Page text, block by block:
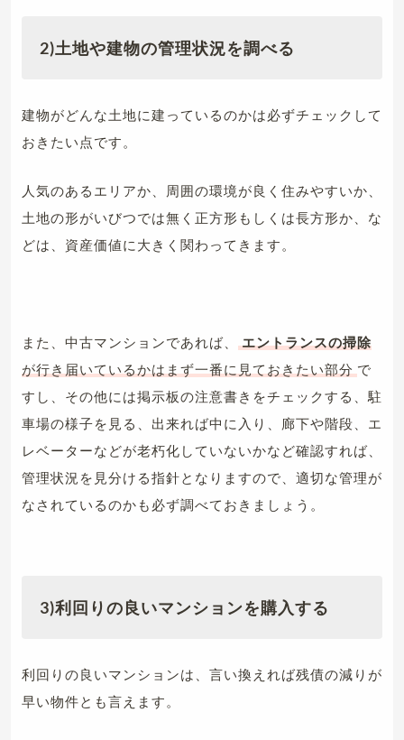
2)土地や建物の管理状況を調べる
建物がどんな土地に建っているのかは必ずチェックして
おきたい点です。
人気のあるエリアか、周囲の環境が良く住みやすいか、
土地の形がいびつでは無く正方形もしくは長方形か、な
どは、資産価値に大きく関わってきます。
また、中古マンションであれば、
エントランスの掃除
が行き届いているかはまず一番に見ておきたい部分 で
すし、その他には掲示板の注意書きをチェックする、駐
車場の様子を見る、出来れば中に入り、廊下や階段、エ
レベーターなどが老朽化していないかなど確認すれば、
管理状況を見分ける指針となりますので、適切な管理が
なされているのかも必ず調べておきましょう。
3)利回りの良いマンションを購入する
利回りの良いマンションは、言い換えれば残債の減りが
早い物件とも言えます。